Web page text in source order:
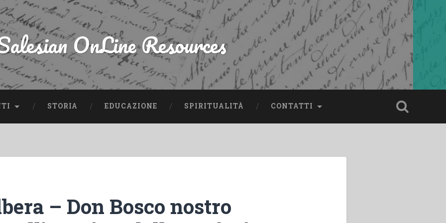
OnLine Resources
STORIA EDUCAZIONE SPIRITUALITÀ CONTATTI
– Don Bosco nostro